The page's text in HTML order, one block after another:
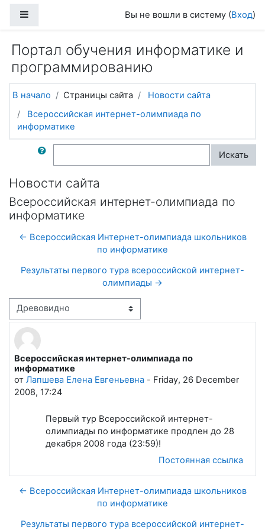
Вы не вошли в систему (Вход)
Портал обучения информатике и
программированию
В начало Страницы сайта
Новости сайта
Всероссийская интернет-олимпиада по
информатике
Поиск по форумам Искать
Новости сайта
Всероссийская интернет-олимпиада по
информатике
← Всероссийская Интернет-олимпиада школьников
по информатике
Результаты первого тура всероссийской интернет-
олимпиады →
Режим отображения
Всероссийская интернет-олимпиада по
информатике
от Лапшева Елена Евгеньевна - Friday, 26 December
2008, 17:24
Количество ответов: 0
Первый тур Всероссийской интернет-
олимпиады по информатике продлен до 28
декабря 2008 года (23:59)!
Постоянная ссылка
← Всероссийская Интернет-олимпиада школьников
по информатике
Результаты первого тура всероссийской интернет-